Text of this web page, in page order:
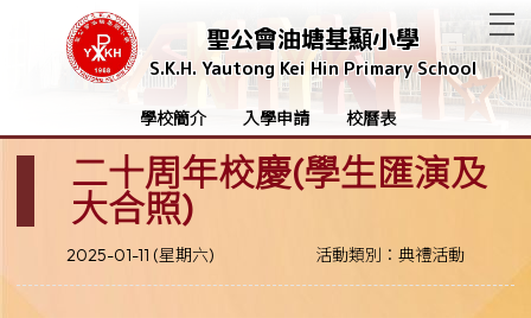
聖公會油塘基顯小學
S.K.H. Yautong Kei Hin Primary School
學校簡介 入學申請 校曆表
二十周年校慶(學生匯演及
大合照)
2025-01-11 (星期六) 活動類別：典禮活動